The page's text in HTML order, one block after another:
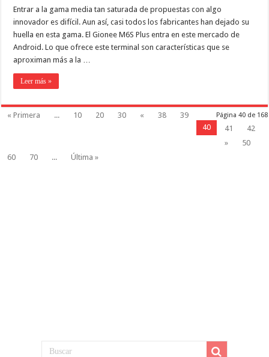
Entrar a la gama media tan saturada de propuestas con algo
innovador es difícil. Aun así, casi todos los fabricantes han dejado su
huella en esta gama. El Gionee M6S Plus entra en este mercado de
Android. Lo que ofrece este terminal son características que se
aproximan más a la …
Leer más »
Página 40 de 168
« Primera ... 10 20 30 « 38
39
40
41
42
»
50
60
70 ... Última »